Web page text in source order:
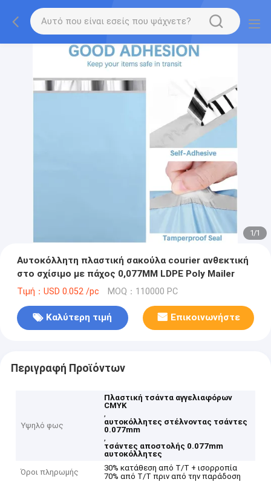
1/1
Αυτοκόλλητη πλαστική σακούλα courier ανθεκτική
στο σχίσιμο με πάχος 0,077MM LDPE Poly Mailer
Τιμή：USD 0.052 /pc MOQ：110000 PC
Καλύτερη τιμή Επικοινωνήστε
Περιγραφή Προϊόντων
Υψηλό φως
Πλαστική τσάντα αγγελιαφόρων
CMYK
,
αυτοκόλλητες στέλνοντας τσάντες
0.077mm
,
τσάντες αποστολής 0.077mm
αυτοκόλλητες
Όροι πληρωμής
30% κατάθεση από T/T + ισορροπία
70% από T/T πριν από την παράδοση